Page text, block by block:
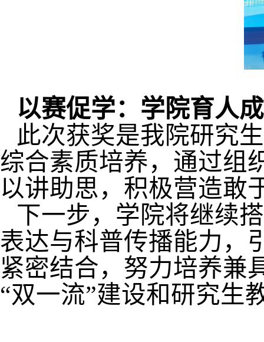
以赛促学：学院育人
此次获奖是我院研究
综合素质培养，通过组
以讲助思，积极营造敢
下一步，学院将继续
表达与科普传播能力，
紧密结合，努力培养兼
“双一流”建设和研究生